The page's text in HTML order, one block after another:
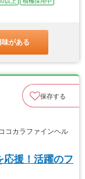
がある
保存する
コカラファインヘル
応援！活躍のフ